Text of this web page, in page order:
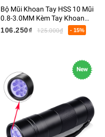
Bộ Mũi Khoan Tay HSS 10 Mũi
0.8-3.0MM Kèm Tay Khoan
Mini Cầm Tay Khoan PCB Gỗ
Nhựa Kim Loại Mềm
106.250₫ 125.000₫ - 15%
New